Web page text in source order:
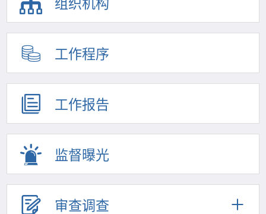
工作程序
工作报告
监督曝光
审查调查